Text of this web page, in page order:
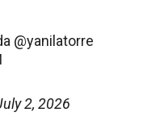
@yanilatorre
2, 2026